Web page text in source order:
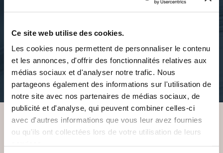
Ce site web utilise des cookies.
Les cookies nous permettent de personnaliser le contenu
et les annonces, d'offrir des fonctionnalités relatives aux
médias sociaux et d'analyser notre trafic. Nous
partageons également des informations sur l'utilisation de
notre site avec nos partenaires de médias sociaux, de
publicité et d'analyse, qui peuvent combiner celles-ci
avec d'autres informations que vous leur avez fournies
ou qu'ils ont collectées lors de votre utilisation de leurs
DE PROSE ET DE SATIN
poesies
6€29
romans-regionaux
9€55
VOUS AIMEREZ AUSSI